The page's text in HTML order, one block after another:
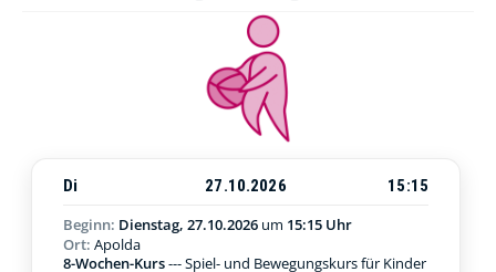
Di 27.10.2026
15:15
Beginn: Dienstag, 27.10.2026 um 15:15 Uhr
Ort: Apolda
8-Wochen-Kurs--- Spiel- und Bewegungskurs für Kinder